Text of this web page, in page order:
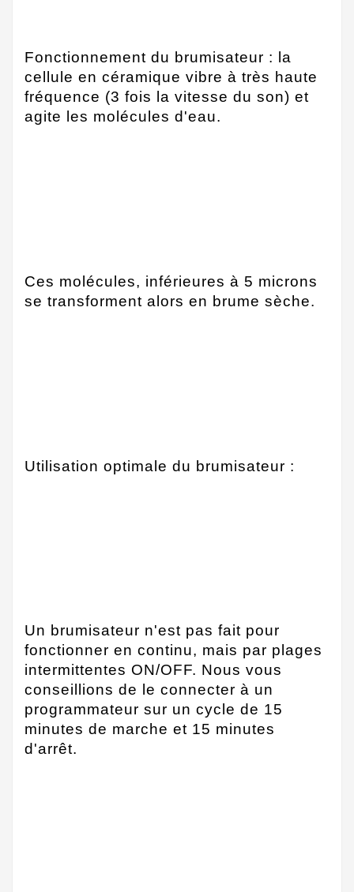
Fonctionnement du brumisateur : la
cellule en céramique vibre à très haute
fréquence (3 fois la vitesse du son) et
agite les molécules d'eau.
Ces molécules, inférieures à 5 microns
se transforment alors en brume sèche.
Utilisation optimale du brumisateur :
Un brumisateur n'est pas fait pour
fonctionner en continu, mais par plages
intermittentes ON/OFF. Nous vous
conseillions de le connecter à un
programmateur sur un cycle de 15
minutes de marche et 15 minutes
d'arrêt.